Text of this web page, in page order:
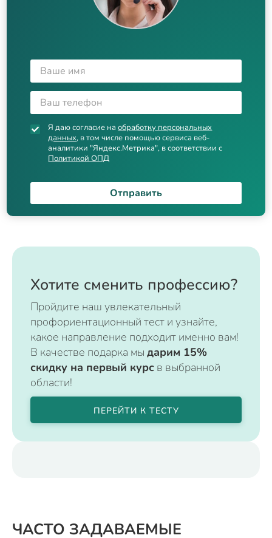
Я даю согласие наобработку персональных
данных, в том числе помощью сервиса веб-
аналитики "Яндекс.Метрика", в соответствии с
Политикой ОПД
Отправить
Хотите сменить профессию?
Пройдите наш увлекательный
профориентационный тест и узнайте,
какое направление подходит именно вам!
В качестве подарка мы дарим 15%
скидку на первый курс в выбранной
области!
ПЕРЕЙТИ К ТЕСТУ
ЧАСТО ЗАДАВАЕМЫЕ